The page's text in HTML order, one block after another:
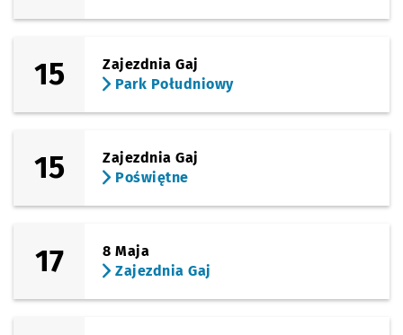
15
Zajezdnia Gaj
Park Południowy
15
Zajezdnia Gaj
Poświętne
17
8 Maja
Zajezdnia Gaj